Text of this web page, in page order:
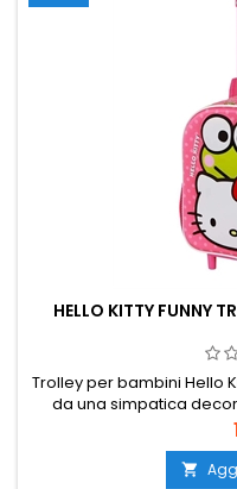
HELLO KITTY FUNNY
Trolley per bambini Hello
da una simpatica
colorato, è ideale per
